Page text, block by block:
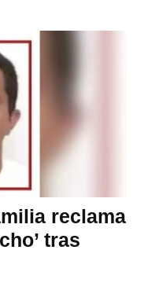
reclama
tras